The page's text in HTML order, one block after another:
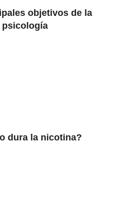
objetivos de la
psicología
dura la nicotina?